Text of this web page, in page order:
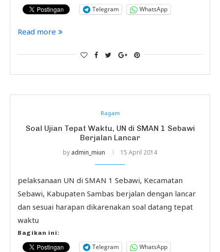
Telegram WhatsApp
Read more
Ragam
Soal Ujian Tepat Waktu, UN di SMAN 1 Sebawi
Berjalan Lancar
by admin_miun 15 April 2014
pelaksanaan UN di SMAN 1 Sebawi, Kecamatan
Sebawi, Kabupaten Sambas berjalan dengan lancar
dan sesuai harapan dikarenakan soal datang tepat
waktu
Bagikan ini:
Telegram WhatsApp